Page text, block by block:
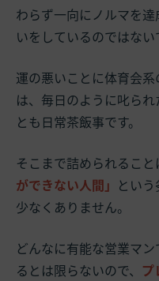
わらず一向にノルマを
いをしているのではない
運の悪いことに体育会
は、毎日のように叱ら
とも日常茶飯事です。
そこまで詰められること
ができない人間」 とい
少なくありません。
どんなに有能な営業マ
るとは限らないので、 プ